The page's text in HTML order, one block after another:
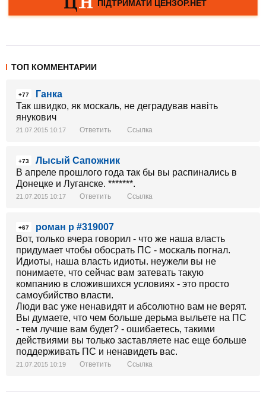
ТОП КОММЕНТАРИИ
+77
Ганка
Так швидко, як москаль, не деградував навіть
янукович
21.07.2015 10:17 Ответить Ссылка
+73
Лысый Сапожник
В апреле прошлого года так бы вы распинались в
Донецке и Луганске. *******.
21.07.2015 10:17 Ответить Ссылка
+67
роман р #319007
Вот, только вчера говорил - что же наша власть
придумает чтобы обосрать ПС - москаль погнал.
Идиоты, наша власть идиоты. неужели вы не
понимаете, что сейчас вам затевать такую
компанию в сложившихся условиях - это просто
самоубийство власти.
Люди вас уже ненавидят и абсолютно вам не верят.
Вы думаете, что чем больше дерьма выльете на ПС
- тем лучше вам будет? - ошибаетесь, такими
действиями вы только заставляете нас еще больше
поддерживать ПС и ненавидеть вас.
21.07.2015 10:19 Ответить Ссылка